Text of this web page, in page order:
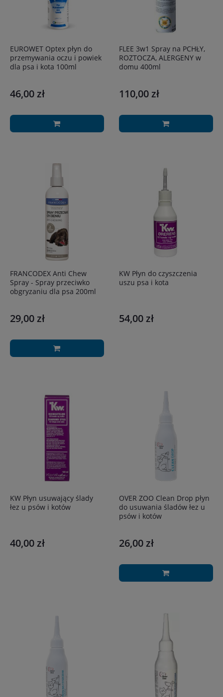
EUROWET Optex płyn do
przemywania oczu i powiek
dla psa i kota 100ml
46,00 zł
FLEE 3w1 Spray na PCHŁY,
ROZTOCZA, ALERGENY w
domu 400ml
110,00 zł
FRANCODEX Anti Chew
Spray - Spray przeciwko
obgryzaniu dla psa 200ml
29,00 zł
KW Płyn do czyszczenia
uszu psa i kota
54,00 zł
KW Płyn usuwający ślady
łez u psów i kotów
40,00 zł
OVER ZOO Clean Drop płyn
do usuwania śladów łez u
psów i kotów
26,00 zł